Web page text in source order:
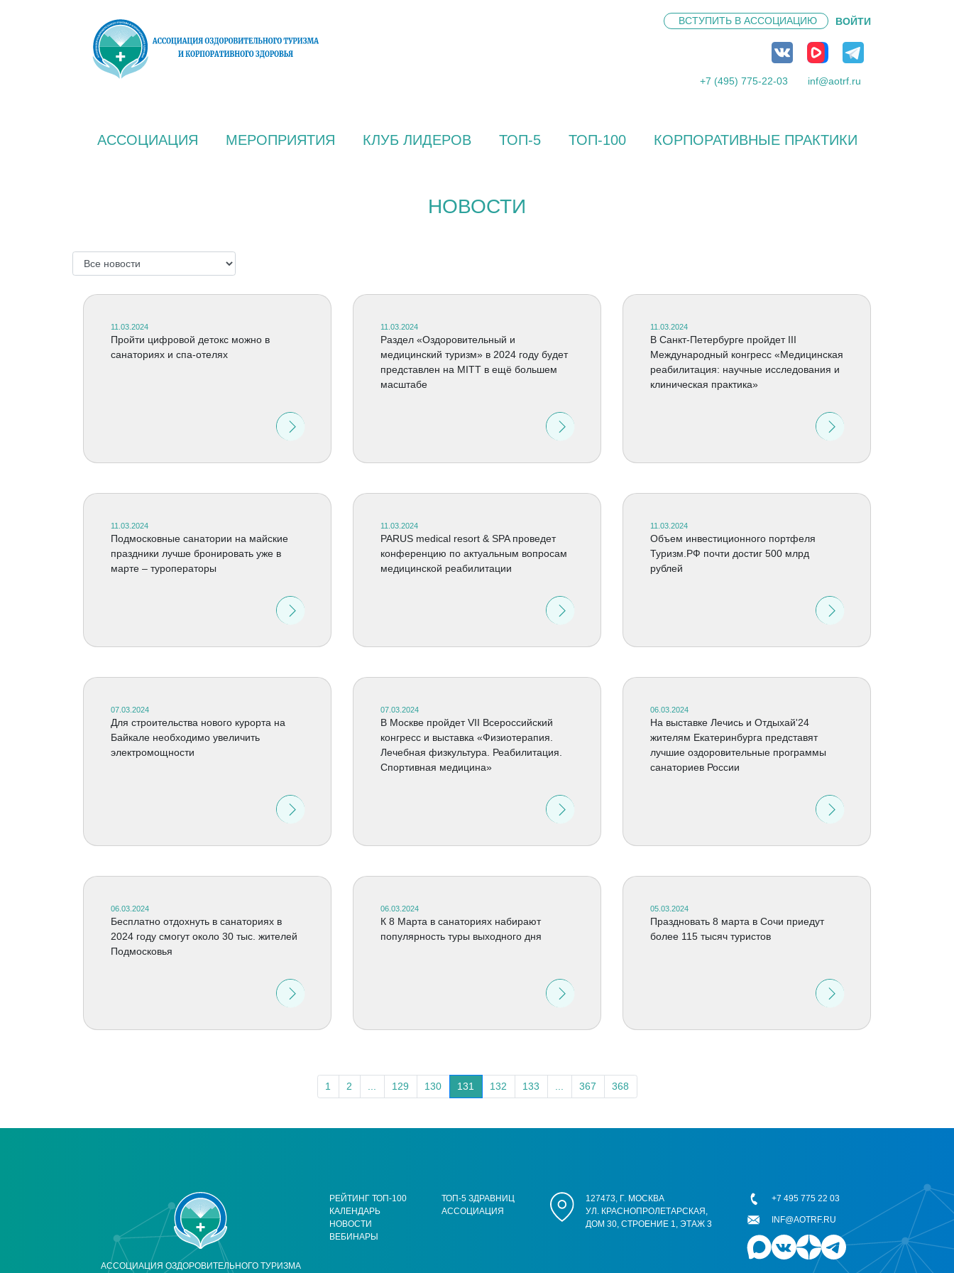
ВСТУПИТЬ В АССОЦИАЦИЮ ВОЙТИ
+7 (495) 775-22-03 inf@aotrf.ru
АССОЦИАЦИЯ МЕРОПРИЯТИЯ КЛУБ ЛИДЕРОВ ТОП-5 ТОП-100 КОРПОРАТИВНЫЕ ПРАКТИКИ
НОВОСТИ
11.03.2024
Пройти цифровой детокс можно в
санаториях и спа-отелях
11.03.2024
Раздел «Оздоровительный и
медицинский туризм» в 2024 году будет
представлен на MITT в ещё большем
масштабе
11.03.2024
В Санкт-Петербурге пройдет III
Международный конгресс «Медицинская
реабилитация: научные исследования и
клиническая практика»
11.03.2024
Подмосковные санатории на майские
праздники лучше бронировать уже в
марте – туроператоры
11.03.2024
PARUS medical resort & SPA проведет
конференцию по актуальным вопросам
медицинской реабилитации
11.03.2024
Объем инвестиционного портфеля
Туризм.РФ почти достиг 500 млрд
рублей
07.03.2024
Для строительства нового курорта на
Байкале необходимо увеличить
электромощности
07.03.2024
В Москве пройдет VII Всероссийский
конгресс и выставка «Физиотерапия.
Лечебная физкультура. Реабилитация.
Спортивная медицина»
06.03.2024
На выставке Лечись и Отдыхай'24
жителям Екатеринбурга представят
лучшие оздоровительные программы
санаториев России
06.03.2024
Бесплатно отдохнуть в санаториях в
2024 году смогут около 30 тыс. жителей
Подмосковья
06.03.2024
К 8 Марта в санаториях набирают
популярность туры выходного дня
05.03.2024
Праздновать 8 марта в Сочи приедут
более 115 тысяч туристов
1 2 129 130 131 132 133 367 368
АССОЦИАЦИЯ ОЗДОРОВИТЕЛЬНОГО ТУРИЗМА
РЕЙТИНГ ТОП-100
КАЛЕНДАРЬ
НОВОСТИ
ВЕБИНАРЫ
ТОП-5 ЗДРАВНИЦ
АССОЦИАЦИЯ
127473, Г. МОСКВА
УЛ. КРАСНОПРОЛЕТАРСКАЯ,
ДОМ 30, СТРОЕНИЕ 1, ЭТАЖ 3
+7 495 775 22 03
INF@AOTRF.RU